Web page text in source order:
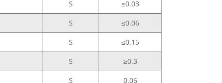
S ≤0.03
S ≤0.06
S ≤0.15
S ≥0.3
S 0.06